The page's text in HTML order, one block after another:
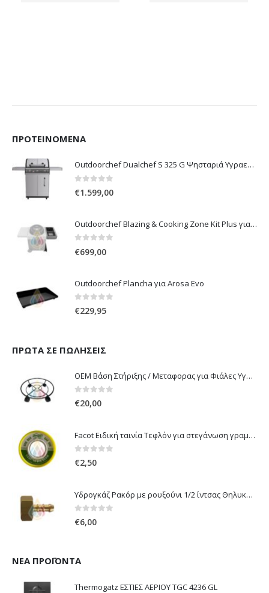
ΠΡΟΤΕΙΝΌΜΕΝΑ
Outdoorchef Dualchef S 325 G Ψησταριά Υγραερίου
€1.599,00
Outdoorchef Blazing & Cooking Zone Kit Plus για Ψησταριά Arosa Evo
€699,00
Outdoorchef Plancha για Arosa Evo
0out of 5
€229,95
ΠΡΏΤΑ ΣΕ ΠΩΛΉΣΕΙΣ
OEM Βάση Στήριξης / Μεταφορας για Φιάλες Υγραερίου 10 kg & 13 kg με ροδάκια
0out of 5
€20,00
Facot Ειδική ταινία Τεφλόν για στεγάνωση γραμμών αερίου 12m
0out of 5
€2,50
Υδρογκάζ Ρακόρ με ρουξούνι 1/2 ίντσας Θηλυκό Δεξιόστροφο για σύνδεση συσκευών με λάστιχο υγραερίου 8mm
0out of 5
€6,00
ΝΈΑ ΠΡΟΪΌΝΤΑ
Thermogatz ΕΣΤΙΕΣ ΑΕΡΙΟΥ TGC 4236 GL